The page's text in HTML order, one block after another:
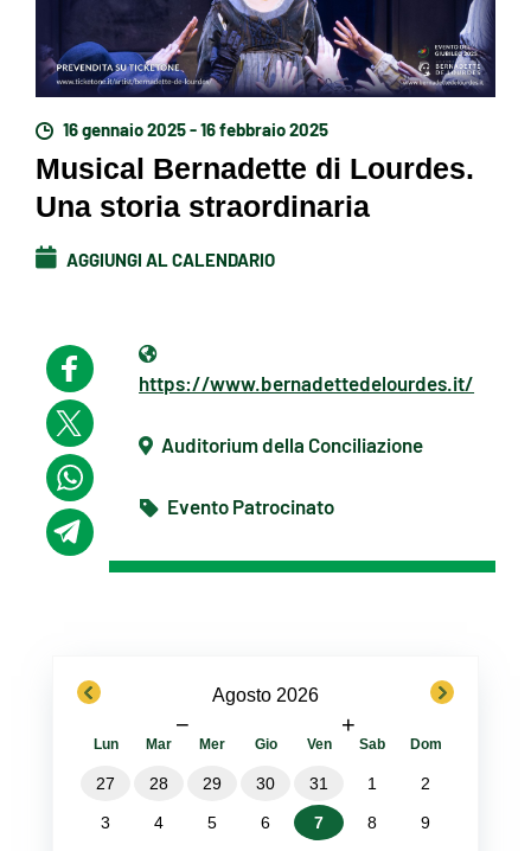
16 gennaio 2025 - 16 febbraio 2025
Musical Bernadette di Lourdes.
Una storia straordinaria
AGGIUNGI AL CALENDARIO
https://www.bernadettedelourdes.it/
Auditorium della Conciliazione
Evento Patrocinato
previous Agosto 2026
− +
next
Lun Mar Mer Gio Ven Sab Dom
27 28 29 30 31 1 2
3 4 5 6 7 8 9